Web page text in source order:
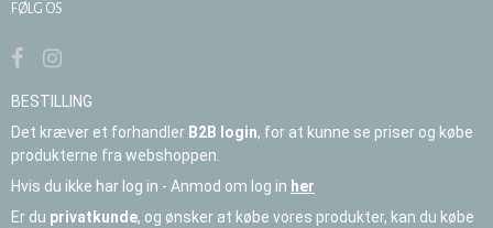
FØLG OS
BESTILLING
Det kræver et forhandler B2B login, for at kunne se priser og købe
produkterne fra webshoppen.
Hvis du ikke har log in - Anmod om log in her
Er du privatkunde, og ønsker at købe vores produkter, kan du købe